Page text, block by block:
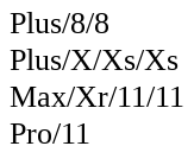
Plus/8/8
Plus/X/Xs/Xs
Max/Xr/11/11
Pro/11